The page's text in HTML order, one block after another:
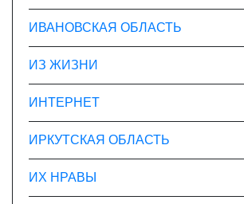
ИВАНОВСКАЯ ОБЛАСТЬ
ИЗ ЖИЗНИ
ИНТЕРНЕТ
ИРКУТСКАЯ ОБЛАСТЬ
ИХ НРАВЫ